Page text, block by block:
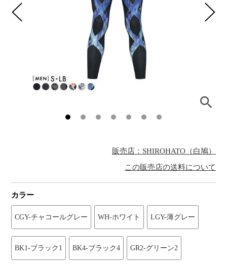
販売店：SHIROHATO（白鳩）
この販売店の送料について
カラー
CGY-チャコールグレー WH-ホワイト LGY-薄グレー
BK1-ブラック1 BK4-ブラック4 GR2-グリーン2